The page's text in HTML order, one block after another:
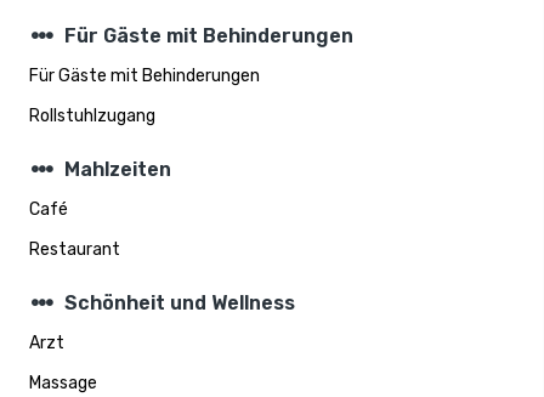
steppers Für Gäste mit Behinderungen
Für Gäste mit Behinderungen
Rollstuhlzugang
steppers Mahlzeiten
Café
Restaurant
steppers Schönheit und Wellness
Arzt
Massage